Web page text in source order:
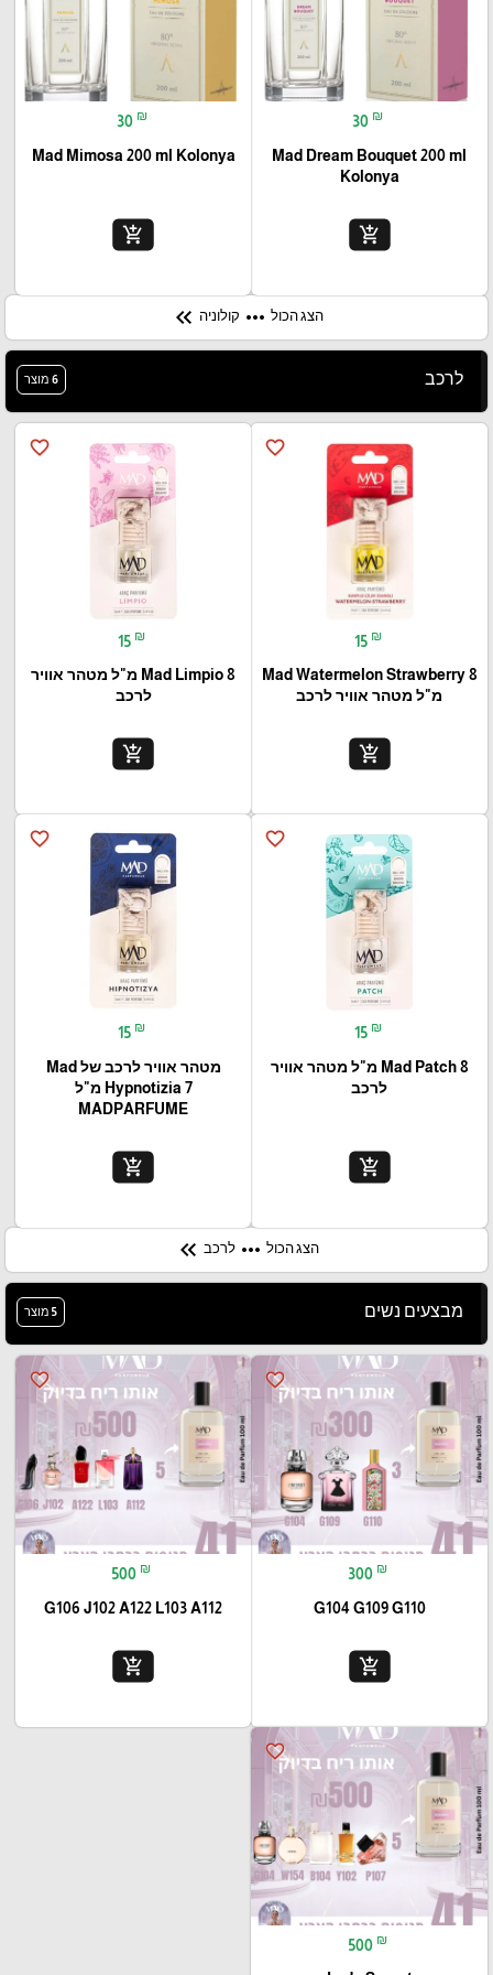
30 ₪
Mad Dream Bouquet 200 ml
Kolonya
add_shopping_cart
30 ₪
Mad Mimosa 200 ml Kolonya
add_shopping_cart
הצג הכול more_horiz קולוניה keyboard_double_arrow_left
לרכב 6 מוצר
favorite_border
15 ₪
Mad Watermelon Strawberry 8
מ"ל מטהר אוויר לרכב
add_shopping_cart
favorite_border
15 ₪
Mad Limpio 8 מ"ל מטהר אוויר
לרכב
add_shopping_cart
favorite_border
15 ₪
Mad Patch 8 מ"ל מטהר אוויר
לרכב
add_shopping_cart
favorite_border
15 ₪
מטהר אוויר לרכב של Mad
Hypnotizia 7 מ"ל
MADPARFUME
add_shopping_cart
הצג הכול more_horiz לרכב keyboard_double_arrow_left
מבצעים נשים 5 מוצר
favorite_border
300 ₪
G104 G109 G110
add_shopping_cart
favorite_border
500 ₪
G106 J102 A122 L103 A112
add_shopping_cart
favorite_border
500 ₪